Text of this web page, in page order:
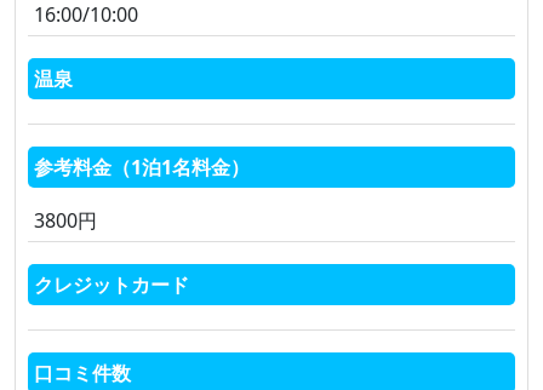
16:00/10:00
温泉
参考料金（1泊1名料金）
3800円
クレジットカード
口コミ件数